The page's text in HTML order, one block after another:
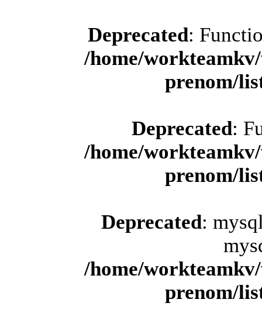
Deprecated:
/home/
prenom/
Deprecated:
/home/
prenom/
Deprecated:
/home/
prenom/